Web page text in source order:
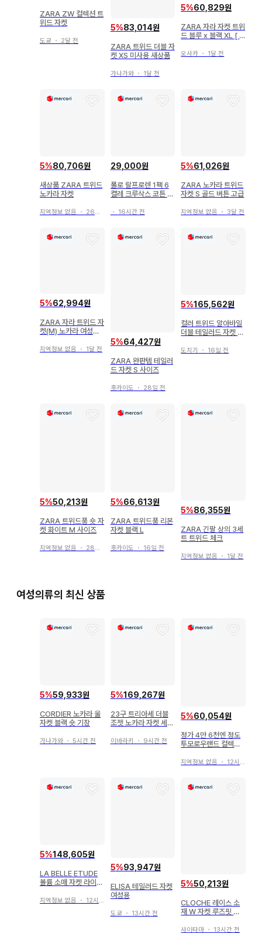
ZARA ZW 컬렉션 트
위드 자켓
도쿄 ・ 2달 전
5%83,014원
ZARA 트위드 더블 자
켓 XS 미사용 새상품
가나가와・ 1달 전
5%60,829원
ZARA 자라 자켓 트위
드 블루 x 블랙 XL [ F
오사카 ・ 1달 전
5%80,706원
새상품 ZARA 트위드
노카라 자켓
지역정보 없음 ・ 26일 전
29,000원
폴로 랄프로렌 1팩 6
켤레 크루삭스 코튼 혼
・ 16시간 전
5%61,026원
ZARA 노카라 트위드
자켓 S 골드 버튼 고급
지역정보 없음 ・ 3달 전
5%62,994원
ZARA 자라 트위드 자
켓(M) 노카라 여성용
지역정보 없음 ・ 1달 전
5%64,427원
ZARA 완판템 테일러
드 자켓 S 사이즈
홋카이도 ・ 28일 전
5%165,562원
컬러 트위드 알아바일
더블 테일러드 자켓 골
도치기 ・ 16일 전
5%50,213원
ZARA 트위드풍 숏 자
켓 화이트 M 사이즈
지역정보 없음 ・ 28일 전
5%66,613원
ZARA 트위드풍 리본
자켓 블랙 L
홋카이도 ・ 16일 전
5%86,355원
ZARA 긴팔 상의 3세
트 트위드 체크
지역정보 없음 ・ 1달 전
여성의류의 최신 상품
5%59,933원
CORDIER 노카라 울
자켓 블랙 숏 기장
가나가와 ・ 5시간 전
5%169,267원
23구 트리아세 더블
조젯 노카라 자켓 세탁
이바라키 ・ 9시간 전
5%60,054원
정가 4만 6천엔 정도
투모로우랜드 컬렉션
지역정보 없음 ・ 12시간 전
5%148,605원
LA BELLE ETUDE
볼륨 소매 자켓 라이트
지역정보 없음 ・ 12시간 전
5%93,947원
ELISA 테일러드 자켓
여성용
도쿄 ・ 13시간 전
5%50,213원
CLOCHE 레이스 소
재 W 자켓 루즈핏 라
사이타마 ・ 13시간 전